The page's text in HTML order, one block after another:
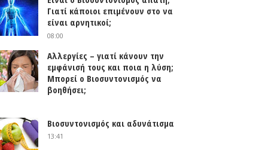
Γιατί κάποιοι επιμένουν στο να
είναι αρνητικοί;
08:00
Αλλεργίες – γιατί κάνουν την
εμφάνισή τους και ποια η λύση;
Μπορεί ο Βιοσυντονισμός να
βοηθήσει;
Βιοσυντονισμός και αδυνάτισμα
13:41